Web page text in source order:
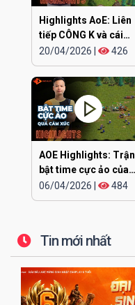
Highlights AoE: Liên
tiếp CÔNG K và cái
kết
20/04/2026 426
AOE Highlights: Trận
bật time cực ảo của
CHIP
06/04/2026 484
Tin mới nhất